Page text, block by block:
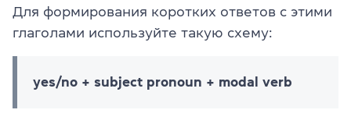
Для формирования коротких ответов с этими
глаголами используйте такую схему:
yes/no + subject pronoun + modal verb